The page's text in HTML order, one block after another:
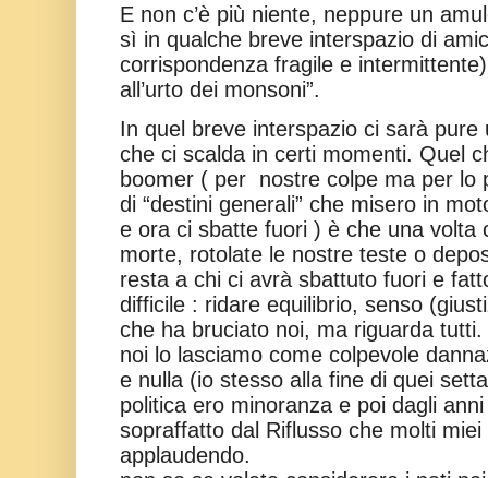
E non c’è più niente, neppure un
sì in qualche breve interspazio di
corrispondenza fragile e
all’urto dei monsoni”.
In quel breve interspazio ci sarà pure
che ci scalda in certi momenti. Quel
boomer ( per nostre colpe ma per lo
di “destini generali” che misero in
e ora ci sbatte fuori ) è che una volta
morte, rotolate le nostre teste o
resta a chi ci avrà sbattuto fuori e
difficile : ridare equilibrio, senso
che ha bruciato noi, ma riguarda tutti.
noi lo lasciamo come colpevole
e nulla (io stesso alla fine di quei
politica ero minoranza e poi dagli
sopraffatto dal Riflusso che molti miei
applaudendo.